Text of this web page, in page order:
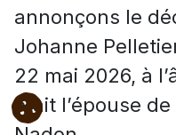
annonçons le
Johanne
22 mai 2026, à
était l’épouse